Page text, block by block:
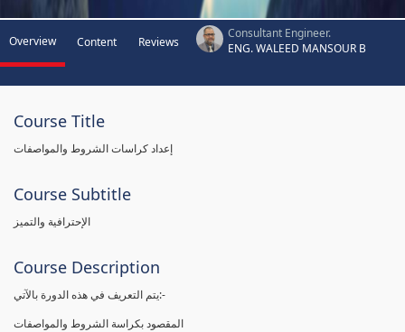
Overview Content Reviews
Consultant Engineer.
ENG. WALEED MANSOUR B
Course Title
إعداد كراسات الشروط والمواصفات
Course Subtitle
الإحترافية والتميز
Course Description
يتم التعريف في هذه الدورة بالآتي:-
المقصود بكراسة الشروط والمواصفات